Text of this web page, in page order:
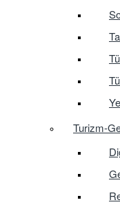
Turizm-